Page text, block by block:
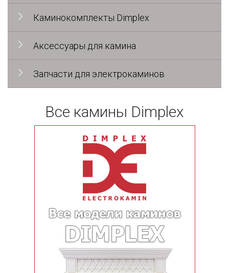
Каминокомплекты Dimplex
Аксессуары для камина
Запчасти для электрокаминов
Все камины Dimplex